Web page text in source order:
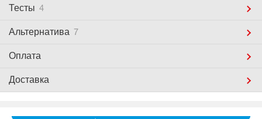
Тесты 4
Альтернатива 7
Оплата
Доставка